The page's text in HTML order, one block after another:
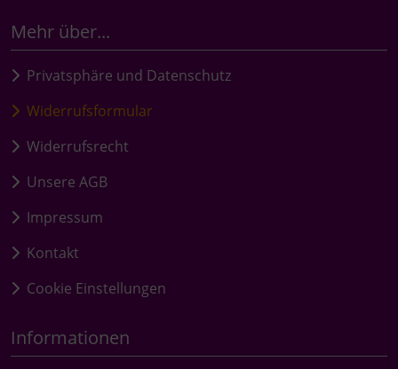
Mehr über...
Privatsphäre und Datenschutz
Widerrufsformular
Widerrufsrecht
Unsere AGB
Impressum
Kontakt
Cookie Einstellungen
Informationen